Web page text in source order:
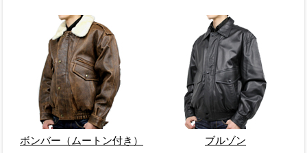
ボンバー（ムートン付き） ブルゾン